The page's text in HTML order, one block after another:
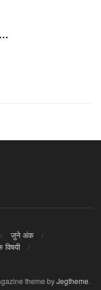
जुने अंक
विषयी
theme byJegtheme.